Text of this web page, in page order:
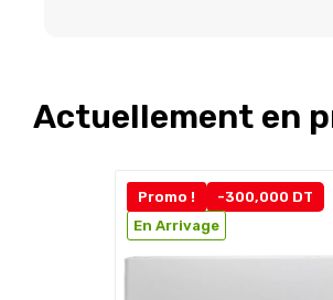
Actuellement en
Promo !
-300,000 DT
En Arrivage